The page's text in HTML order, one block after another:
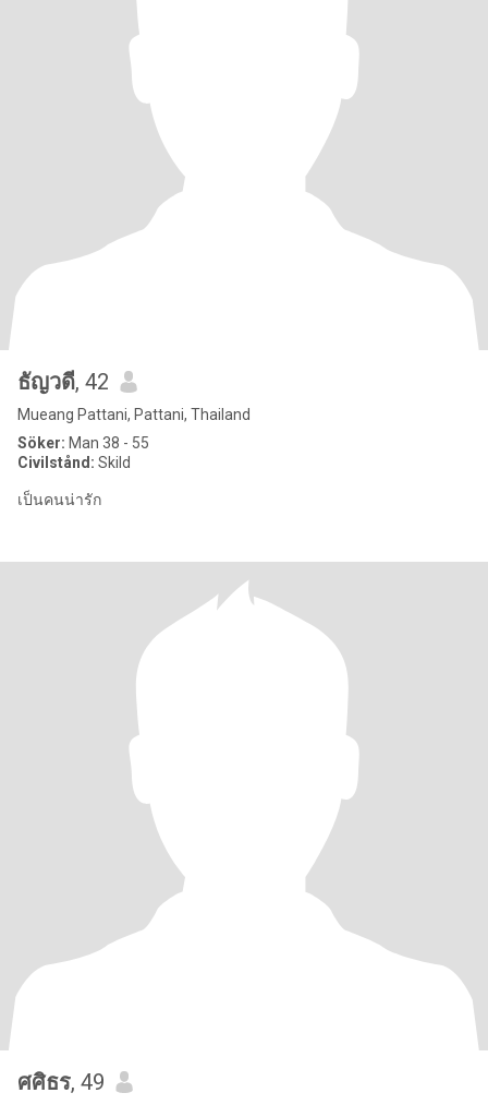
ธัญวดี, 42
Mueang Pattani, Pattani, Thailand
Söker: Man 38 - 55
Civilstånd: Skild
เป็นคนน่ารัก
ศศิธร, 49